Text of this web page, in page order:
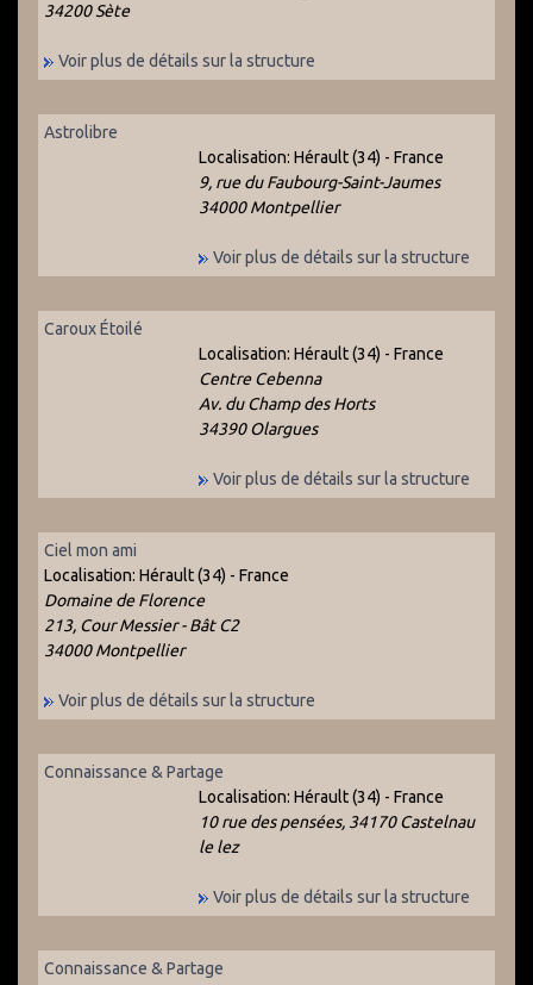
34200 Sète
Voir plus de détails sur la structure
Astrolibre
Localisation: Hérault (34) - France
9, rue du Faubourg-Saint-Jaumes
34000 Montpellier
Voir plus de détails sur la structure
Caroux Étoilé
Localisation: Hérault (34) - France
Centre Cebenna
Av. du Champ des Horts
34390 Olargues
Voir plus de détails sur la structure
Ciel mon ami
Localisation: Hérault (34) - France
Domaine de Florence
213, Cour Messier - Bât C2
34000 Montpellier
Voir plus de détails sur la structure
Connaissance & Partage
Localisation: Hérault (34) - France
10 rue des pensées, 34170 Castelnau
le lez
Voir plus de détails sur la structure
Connaissance & Partage